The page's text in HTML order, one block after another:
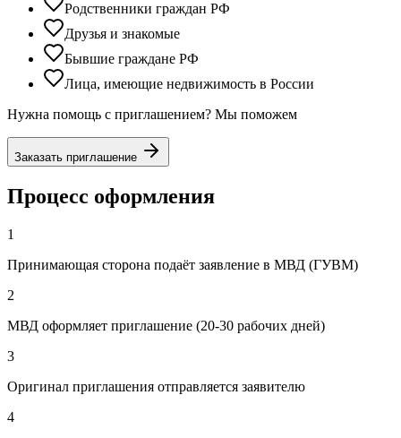
Родственники граждан РФ
Друзья и знакомые
Бывшие граждане РФ
Лица, имеющие недвижимость в России
Нужна помощь с приглашением? Мы поможем
Заказать приглашение
Процесс оформления
1
Принимающая сторона подаёт заявление в МВД (ГУВМ)
2
МВД оформляет приглашение (20-30 рабочих дней)
3
Оригинал приглашения отправляется заявителю
4